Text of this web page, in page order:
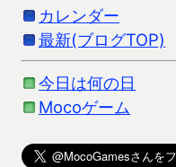
カレンダー
最新(ブログTOP)
今日は何の日
Mocoゲーム